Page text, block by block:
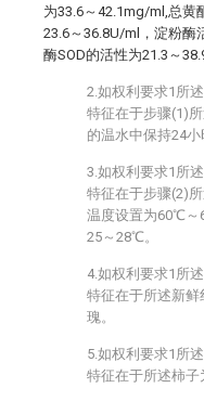
为33.6～42.1mg/ml,总黄
23.6～36.8U/ml，淀粉酶
酶SOD的活性为21.3～
2.如权利要求1所
特征在于步骤(1)
的温水中保持24小
3.如权利要求1所
特征在于步骤(2)
温度设置为60℃～
25～28℃。
4.如权利要求1所
特征在于所述新
瑰。
5.如权利要求1所
特征在于所述柿子